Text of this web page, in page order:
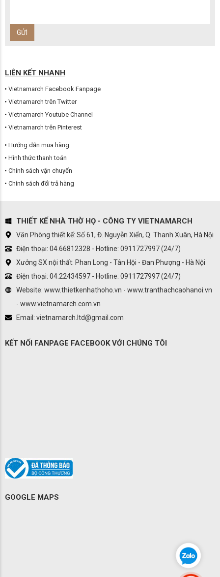
LIÊN KẾT NHANH
Vietnamarch Facebook Fanpage
Vietnamarch trên Twitter
Vietnamarch Youtube Channel
Vietnamarch trên Pinterest
Hướng dẫn mua hàng
Hình thức thanh toán
Chính sách vận chuyển
Chính sách đổi trả hàng
THIẾT KẾ NHÀ THỜ HỌ - CÔNG TY VIETNAMARCH
Văn Phòng thiết kế: Số 61, Đ. Nguyễn Xiển, Q. Thanh Xuân, Hà Nội
Điện thoại: 04.66812328 - Hotline: 0911727997 (24/7)
Xưởng SX nội thất: Phan Long - Tân Hội - Đan Phượng - Hà Nội
Điện thoại: 04.22434597 - Hotline: 0911727997 (24/7)
Website: www.thietkenhathoho.vn - www.tranthachcaohanoi.vn
- www.vietnamarch.com.vn
Email: vietnamarch.ltd@gmail.com
KẾT NỐI FANPAGE FACEBOOK VỚI CHÚNG TÔI
GOOGLE MAPS